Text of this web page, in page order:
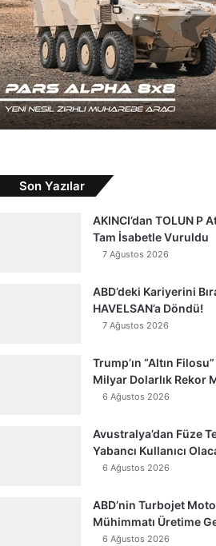
Son Yazılar
AKINCI’dan TOLUN P
Tam İsabetle Vuruldu
7 Ağustos 2026
ABD’deki Kariyerini
HAVELSAN’a Döndü!
7 Ağustos 2026
Trump’ın “Altın
Milyar Dolarlık Rekor
6 Ağustos 2026
Avustralya’dan Füze
Yabancı Kullanıcı
6 Ağustos 2026
ABD’nin Turbojet
Mühimmatı Üretime
6 Ağustos 2026